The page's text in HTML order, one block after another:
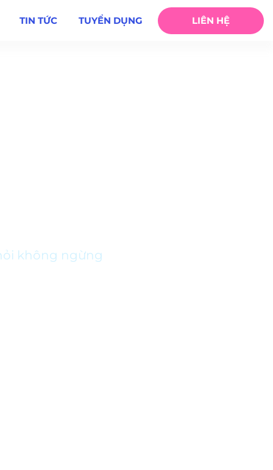
TIN TỨC TUYỂN DỤNG LIÊN HỆ
không ngừng